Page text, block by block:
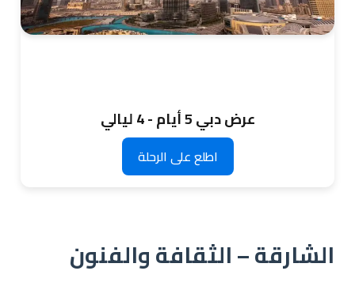
عرض دبي 5 أيام - 4 ليالي
اطلع على الرحلة
الشارقة – الثقافة والفنون